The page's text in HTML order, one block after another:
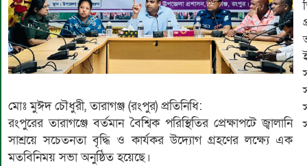
মোঃ মুঈদ চৌধুরী, তারাগঞ্জ (রংপুর) প্রতিনিধি:
রংপুরের তারাগঞ্জে বর্তমান বৈশ্বিক পরিস্থিতির প্রেক্ষাপটে জ্বালানি
সাশ্রয়ে সচেতনতা বৃদ্ধি ও কার্যকর উদ্যোগ গ্রহণের লক্ষ্যে এক
মতবিনিময় সভা অনুষ্ঠিত হয়েছে।